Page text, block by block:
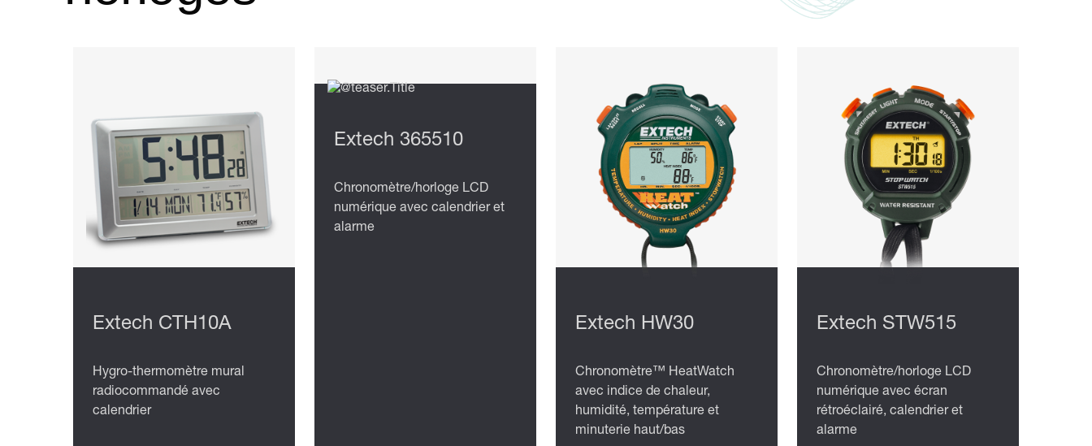
Extech CTH10A
Hygro-thermomètre mural
radiocommandé avec
calendrier
Extech 365510
Chronomètre/horloge LCD
numérique avec calendrier et
alarme
Extech HW30
Chronomètre™ HeatWatch
avec indice de chaleur,
humidité, température et
minuterie haut/bas
Extech STW515
Chronomètre/horloge LCD
numérique avec écran
rétroéclairé, calendrier et
alarme